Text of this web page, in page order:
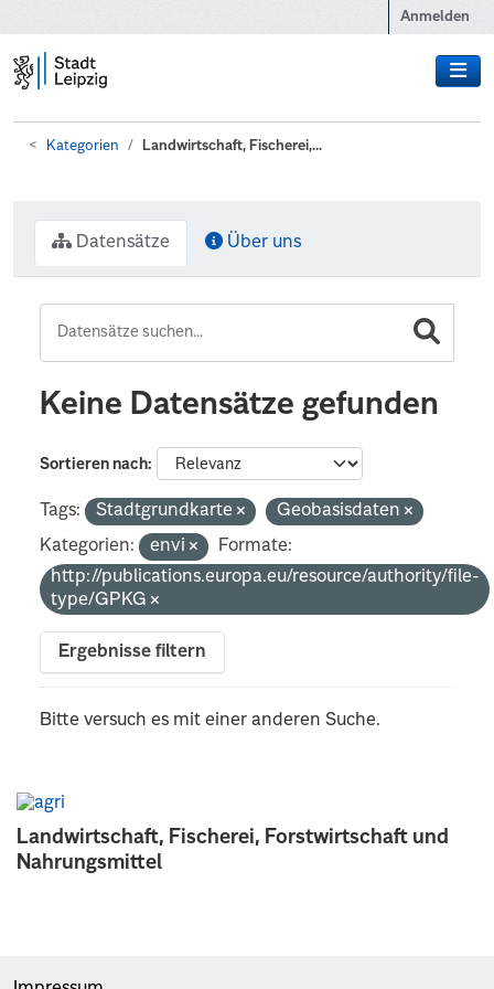
Anmelden
Kategorien Landwirtschaft, Fischerei,...
Landwirtschaft, Fischerei, Forstwirtschaft und
Nahrungsmittel
Datensätze Über uns
Keine Datensätze gefunden
Sortieren nach
Tags: Stadtgrundkarte
Geobasisdaten
Kategorien:
envi
Formate:
http://publications.europa.eu/resource/authority/file-
type/GPKG
Ergebnisse filtern
Bitte versuch es mit einer anderen Suche.